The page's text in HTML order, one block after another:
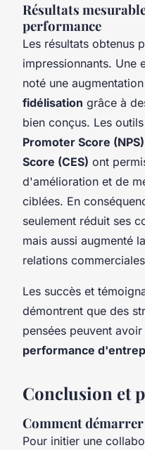
Résultats
performance
Les résultats obtenus
impressionnants. Une
noté une
fidélisation grâce à
bien conçus. Les
Promoter Score (NPS)
Score (CES) ont
d'amélioration et de
ciblées. En
seulement réduit ses
mais aussi augmenté
relations
Les succès et
démontrent que des
pensées peuvent
performance
Conclusion et
Comment
Pour initier une